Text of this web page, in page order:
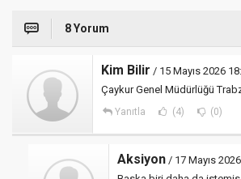
8 Yorum
Kim Bilir / 15 Mayıs 2026
Çaykur Genel Müdürlüğü
Yanıtla (4) (0)
Aksiyon / 17 Mayıs